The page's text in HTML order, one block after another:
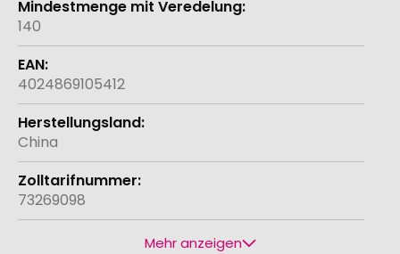
140
4024869105412
China
73269098
Mehr anzeigen